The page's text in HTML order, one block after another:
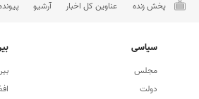
پخش زنده عناوین کل اخبار آرشیو
سیاسی
مجلس
دولت